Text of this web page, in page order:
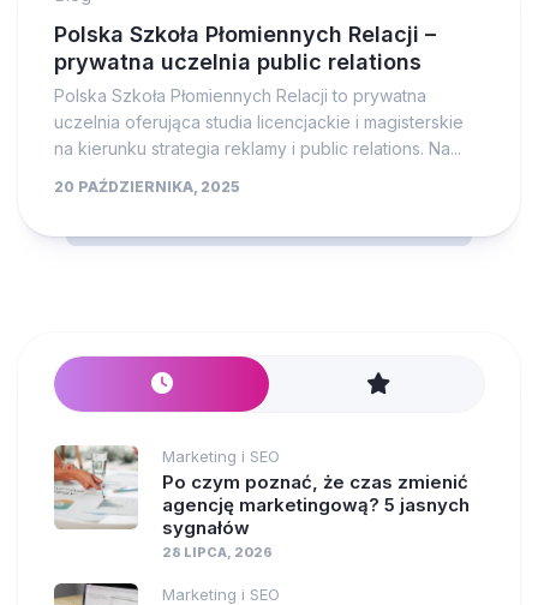
Polska Szkoła Płomiennych Relacji –
prywatna uczelnia public relations
Polska Szkoła Płomiennych Relacji to prywatna
uczelnia oferująca studia licencjackie i magisterskie
na kierunku strategia reklamy i public relations. Na...
20 PAŹDZIERNIKA, 2025
Marketing i SEO
Po czym poznać, że czas zmienić
agencję marketingową? 5 jasnych
sygnałów
28 LIPCA, 2026
Marketing i SEO